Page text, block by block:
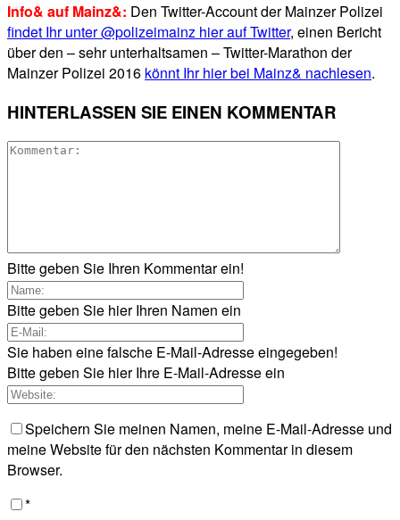
Info& auf Mainz&: Den Twitter-Account der Mainzer Polizei
findet Ihr unter @polizeimainz hier auf Twitter, einen Bericht
über den – sehr unterhaltsamen – Twitter-Marathon der
Mainzer Polizei 2016 könnt Ihr hier bei Mainz& nachlesen.
HINTERLASSEN SIE EINEN KOMMENTAR
Bitte geben Sie Ihren Kommentar ein!
Bitte geben Sie hier Ihren Namen ein
Sie haben eine falsche E-Mail-Adresse eingegeben!
Bitte geben Sie hier Ihre E-Mail-Adresse ein
Speichern Sie meinen Namen, meine E-Mail-Adresse und
meine Website für den nächsten Kommentar in diesem
Browser.
*